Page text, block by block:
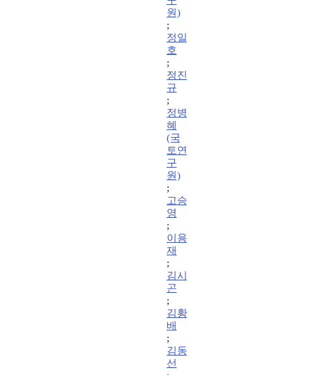
원)
;
정일
호
;
정진
규
;
정병
혜
(국
토연
구
원)
;
고승
영
;
이용
재
;
김시
곤
;
김황
배
;
김동
선